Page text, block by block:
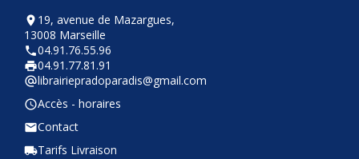
room 19, avenue de Mazargues,
13008 Marseille
phone04.91.76.55.96
local_printshop04.91.77.81.91
alternate_emaillibrairiepradoparadis@gmail.com
query_builderAccès - horaires
emailContact
local_shippingTarifs Livraison